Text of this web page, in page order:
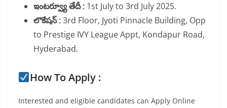
ఇంటర్వ్యూ తేదీ : 1st July to 3rd July 2025.
లొకేషన్ :3rd Floor, Jyoti Pinnacle Building, Opp
to Prestige IVY League Appt, Kondapur Road,
Hyderabad.
How To Apply :
Interested and eligible candidates can Apply Online